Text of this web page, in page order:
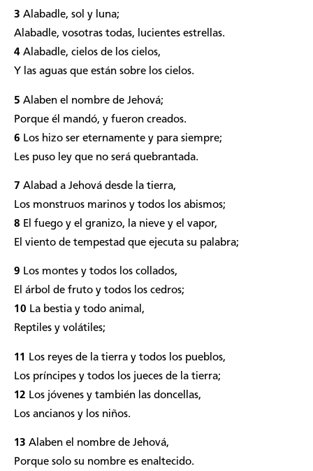
3 Alabadle, sol y luna;
Alabadle, vosotras todas, lucientes estrellas.
4 Alabadle, cielos de los cielos,
Y las aguas que están sobre los cielos.
5 Alaben el nombre de Jehová;
Porque él mandó, y fueron creados.
6 Los hizo ser eternamente y para siempre;
Les puso ley que no será quebrantada.
7 Alabad a Jehová desde la tierra,
Los monstruos marinos y todos los abismos;
8 El fuego y el granizo, la nieve y el vapor,
El viento de tempestad que ejecuta su palabra;
9 Los montes y todos los collados,
El árbol de fruto y todos los cedros;
10 La bestia y todo animal,
Reptiles y volátiles;
11
Los reyes de la tierra y todos los pueblos,
Los príncipes y todos los jueces de la tierra;
12 Los jóvenes y también las doncellas,
Los ancianos y los niños.
13 Alaben el nombre de Jehová,
Porque solo su nombre es enaltecido.